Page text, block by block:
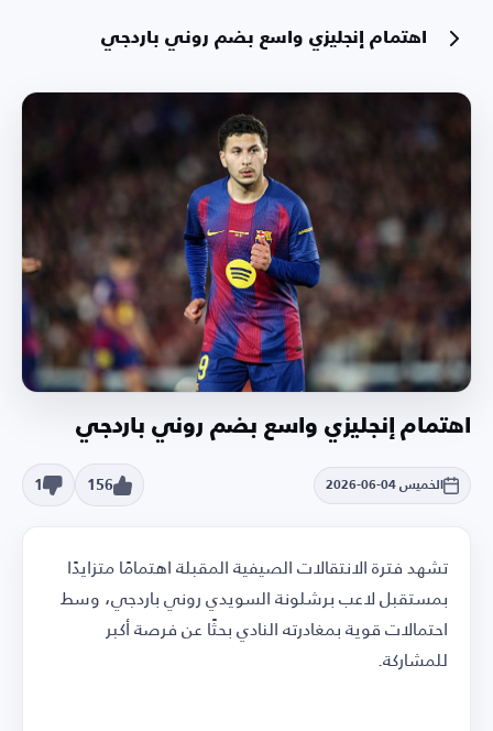
اهتمام إنجليزي واسع بضم روني باردجي
اهتمام إنجليزي واسع بضم روني باردجي
الخميس 04-06-2026 156
1
تشهد فترة الانتقالات الصيفية المقبلة اهتمامًا متزايدًا
بمستقبل لاعب برشلونة السويدي روني باردجي، وسط
احتمالات قوية بمغادرته النادي بحثًا عن فرصة أكبر
للمشاركة.